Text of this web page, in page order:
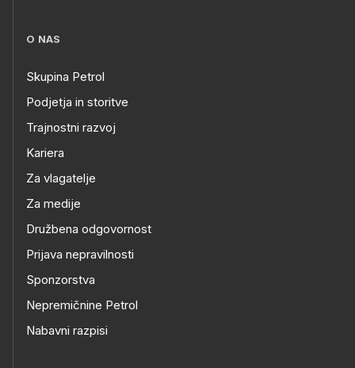
O NAS
Skupina Petrol
Podjetja in storitve
Trajnostni razvoj
Kariera
Za vlagatelje
Za medije
Družbena odgovornost
Prijava nepravilnosti
Sponzorstva
Nepremičnine Petrol
Nabavni razpisi